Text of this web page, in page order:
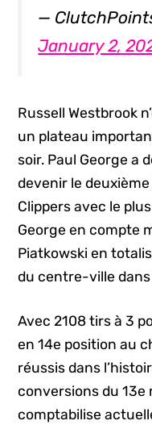
—
January 2,
Russell Westbrook
un plateau
soir. Paul George a
devenir le
Clippers avec le
George en compte
Piatkowski en
du centre-ville
Avec 2108 tirs à 3
en 14e position au
réussis dans
conversions du 13e
comptabilise